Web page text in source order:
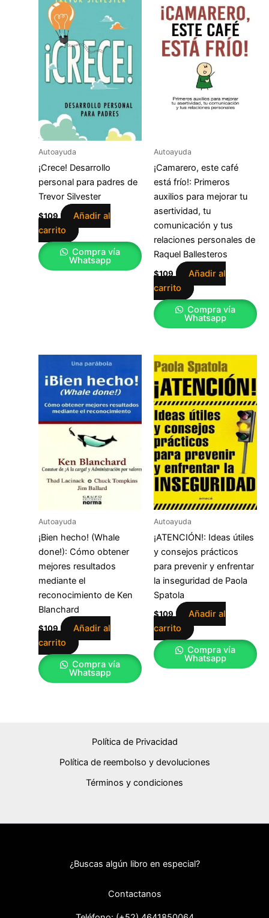
Autoayuda
¡Crece! Desarrollo
personal para padres de
Trevor Silvester
$109
Añadir al
carrito
Compra vía
Whatsapp
Autoayuda
¡Camarero, este café
está frío!: Primeros
auxilios para mejorar tu
asertividad, tu
comunicación y tus
relaciones personales de
Raquel Ballesteros
$109
Añadir al
carrito
Compra vía
Whatsapp
Autoayuda
¡Bien hecho! (Whale
done!): Cómo obtener
mejores resultados
mediante el
reconocimiento de Ken
Blanchard
$109
Añadir al
carrito
Compra vía
Whatsapp
Autoayuda
¡ATENCIÓN!: Ideas útiles
y consejos prácticos
para prevenir y enfrentar
la inseguridad de Paola
Spatola
$109
Añadir al
carrito
Compra vía
Whatsapp
Política de Privacidad
Política de reembolso y devoluciones
Términos y condiciones
¿Buscas algún libro en especial?
Contactanos